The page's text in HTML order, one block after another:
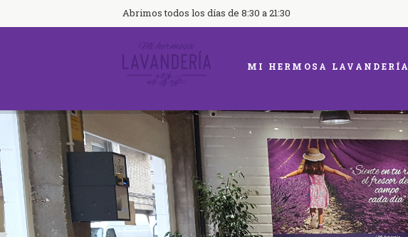
Abrimos todos los días de 8:30 a 21:30
MI HERMOSA LAVANDERÍA